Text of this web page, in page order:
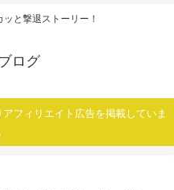
と撃退ストーリー！
ログ
フィリエイト広告を掲載していま